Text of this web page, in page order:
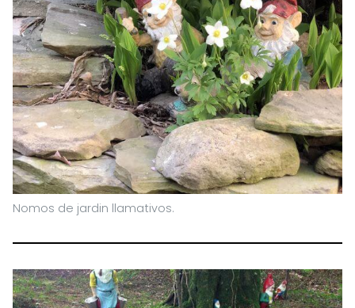
Nomos de jardin llamativos.